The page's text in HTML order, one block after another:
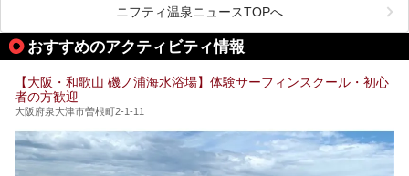
処にいたるまで魅力をたっぷり堪能してきたので、その全容
が充実した施設も多くみられます。
今回はそんなサウナにこだわった、大阪府内のオススメ温
泉・銭湯・スパを30件紹介したいと思います！
ニフティ温泉ニュースTOPへ
おすすめのアクティビティ情報
【大阪・和歌山 磯ノ浦海水浴場】体験サーフィンスクール・初心
者の方歓迎
大阪府泉大津市曽根町2-1-11